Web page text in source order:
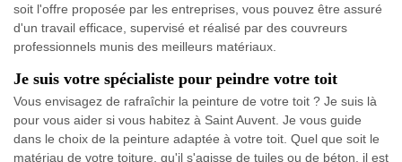
soit l'offre proposée par les entreprises, vous pouvez être assuré
d'un travail efficace, supervisé et réalisé par des couvreurs
professionnels munis des meilleurs matériaux.
Je suis votre spécialiste pour peindre votre toit
Vous envisagez de rafraîchir la peinture de votre toit ? Je suis là
pour vous aider si vous habitez à Saint Auvent. Je vous guide
dans le choix de la peinture adaptée à votre toit. Quel que soit le
matériau de votre toiture, qu'il s'agisse de tuiles ou de béton, il est